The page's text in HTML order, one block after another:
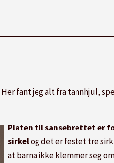
Her fant jeg alt fra tannhjul,
Platen til sansebrettet er
sirkelog det er festet tre
at barna ikke klemmer seg